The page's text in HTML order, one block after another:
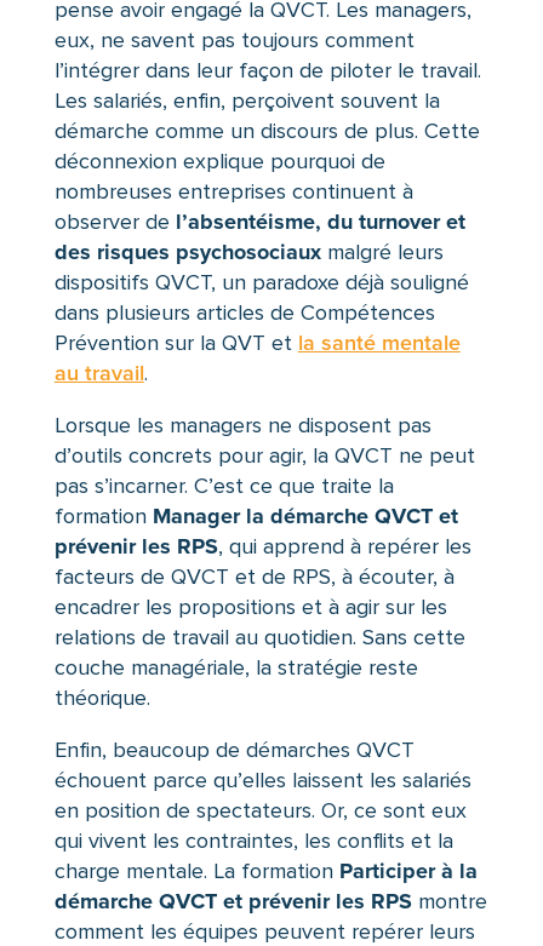
pense avoir engagé la QVCT. Les managers,
eux, ne savent pas toujours comment
l’intégrer dans leur façon de piloter le travail.
Les salariés, enfin, perçoivent souvent la
démarche comme un discours de plus. Cette
déconnexion explique pourquoi de
nombreuses entreprises continuent à
observer de l’absentéisme, du turnover et
des risques psychosociauxmalgré leurs
dispositifs QVCT, un paradoxe déjà souligné
dans plusieurs articles de Compétences
Prévention sur la QVT et la santé mentale
au travail.
Lorsque les managers ne disposent pas
d’outils concrets pour agir, la QVCT ne peut
pas s’incarner. C’est ce que traite la
formation Manager la démarche QVCT et
prévenir les RPS, qui apprend à repérer les
facteurs de QVCT et de RPS, à écouter, à
encadrer les propositions et à agir sur les
relations de travail au quotidien. Sans cette
couche managériale, la stratégie reste
théorique.
Enfin, beaucoup de démarches QVCT
échouent parce qu’elles laissent les salariés
en position de spectateurs. Or, ce sont eux
qui vivent les contraintes, les conflits et la
charge mentale. La formation Participer à la
démarche QVCT et prévenir les RPSmontre
comment les équipes peuvent repérer leurs